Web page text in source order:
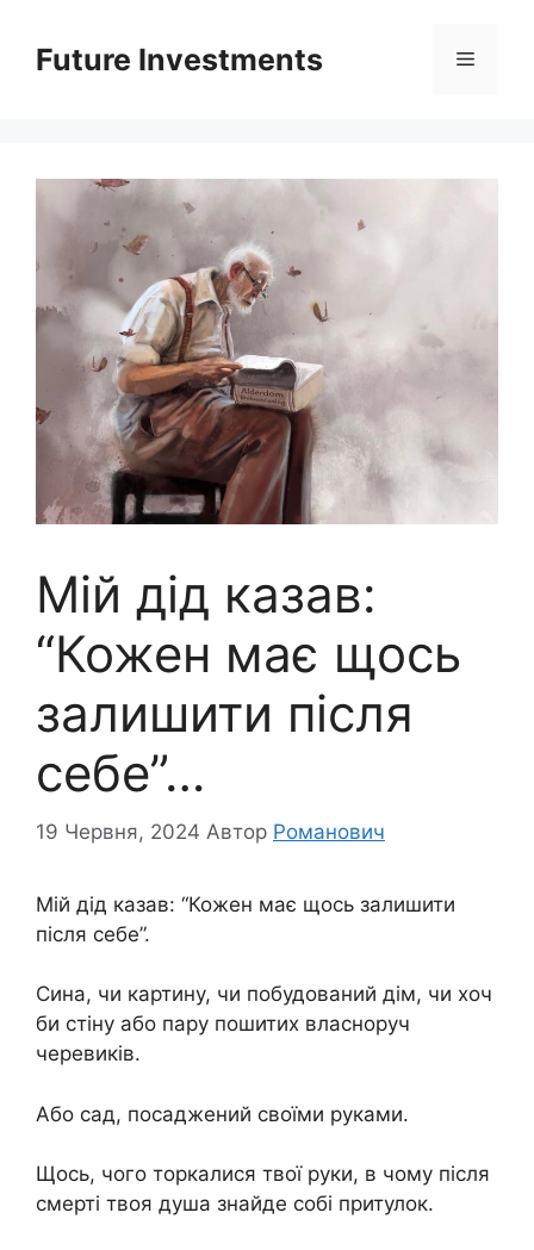
вмістуFuture Investments Меню
Мій дід казав:
“Кожен має щось
залишити після
себе”…
19 Червня, 2024 Автор Романович
Мій дід казав: “Кожен має щось залишити
після себе”.
Сина, чи картину, чи побудований дім, чи хоч
би стіну або пару пошитих власноруч
черевиків.
Або сад, посаджений своїми руками.
Щось, чого торкалися твої руки, в чому після
смерті твоя душа знайде собі притулок.